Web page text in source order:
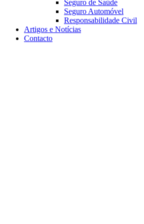
Seguro de Saúde
Seguro Automóvel
Responsabilidade Civil
Artigos e Notícias
Contacto